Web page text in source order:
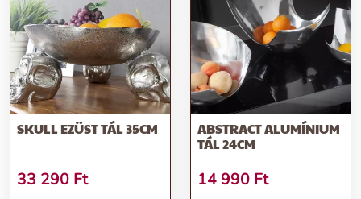
SKULL EZÜST TÁL 35CM
33 290 Ft
ABSTRACT ALUMÍNIUM
TÁL 24CM
14 990 Ft